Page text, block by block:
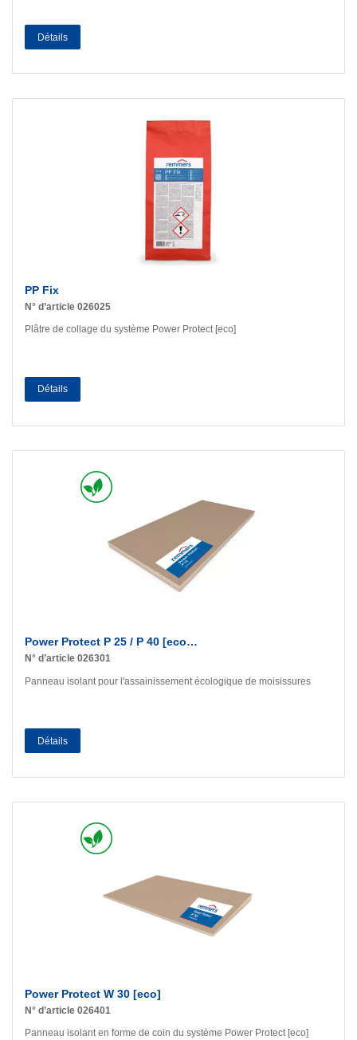
Détails
PP Fix
N° d’article 026025
Plâtre de collage du système Power Protect [eco]
Détails
Power Protect P 25 / P 40 [eco…
N° d’article 026301
Panneau isolant pour l'assainissement écologique de moisissures
Détails
Power Protect W 30 [eco]
N° d’article 026401
Panneau isolant en forme de coin du système Power Protect [eco]